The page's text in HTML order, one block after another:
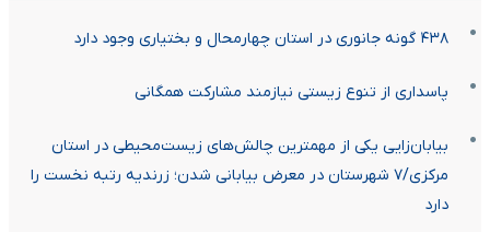
۴۳۸ گونه جانوری در استان چهارمحال و بختیاری وجود دارد
پاسداری از تنوع زیستی نیازمند مشارکت همگانی
بیابان‌زایی یکی از مهمترین چالش‌های زیست‌محیطی در استان
مرکزی/۷ شهرستان در معرض بیابانی شدن؛ زرندیه رتبه نخست را
دارد